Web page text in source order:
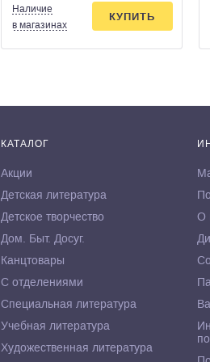
Наличие
в магазинах
КУПИТЬ
КАТАЛОГ
Акции
Детская литература
Детское творчество
Дом. Быт. Досуг.
Канцтовары
С отделениями
Специальная литература
Учебная литература
Художественная литература
О